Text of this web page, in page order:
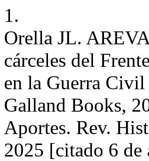
1.
Orella JL.
cárceles del
en la Guerra
Galland Books,
Aportes. Rev.
2025 [citado 6